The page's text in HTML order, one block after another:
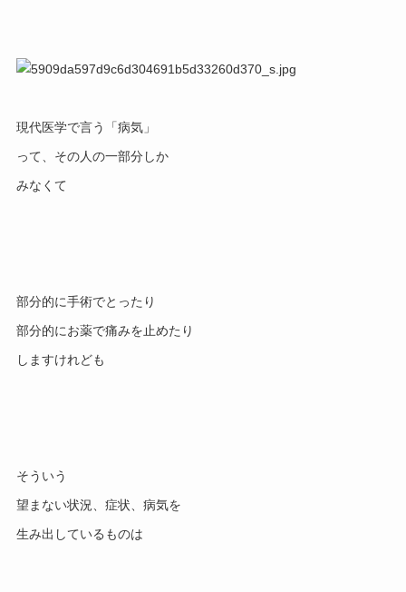
現代医学で言う「病気」
って、その人の一部分しか
部分的に手術でとったり
部分的にお薬で痛みを止めたり
そういう
望まない状況、症状、病気を